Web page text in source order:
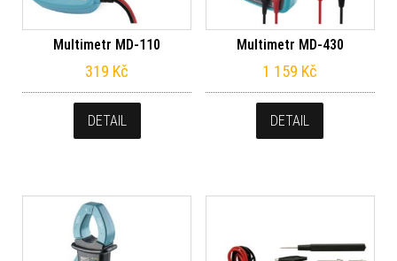
Multimetr MD-110
319 Kč
DETAIL
Multimetr MD-430
1 159 Kč
DETAIL